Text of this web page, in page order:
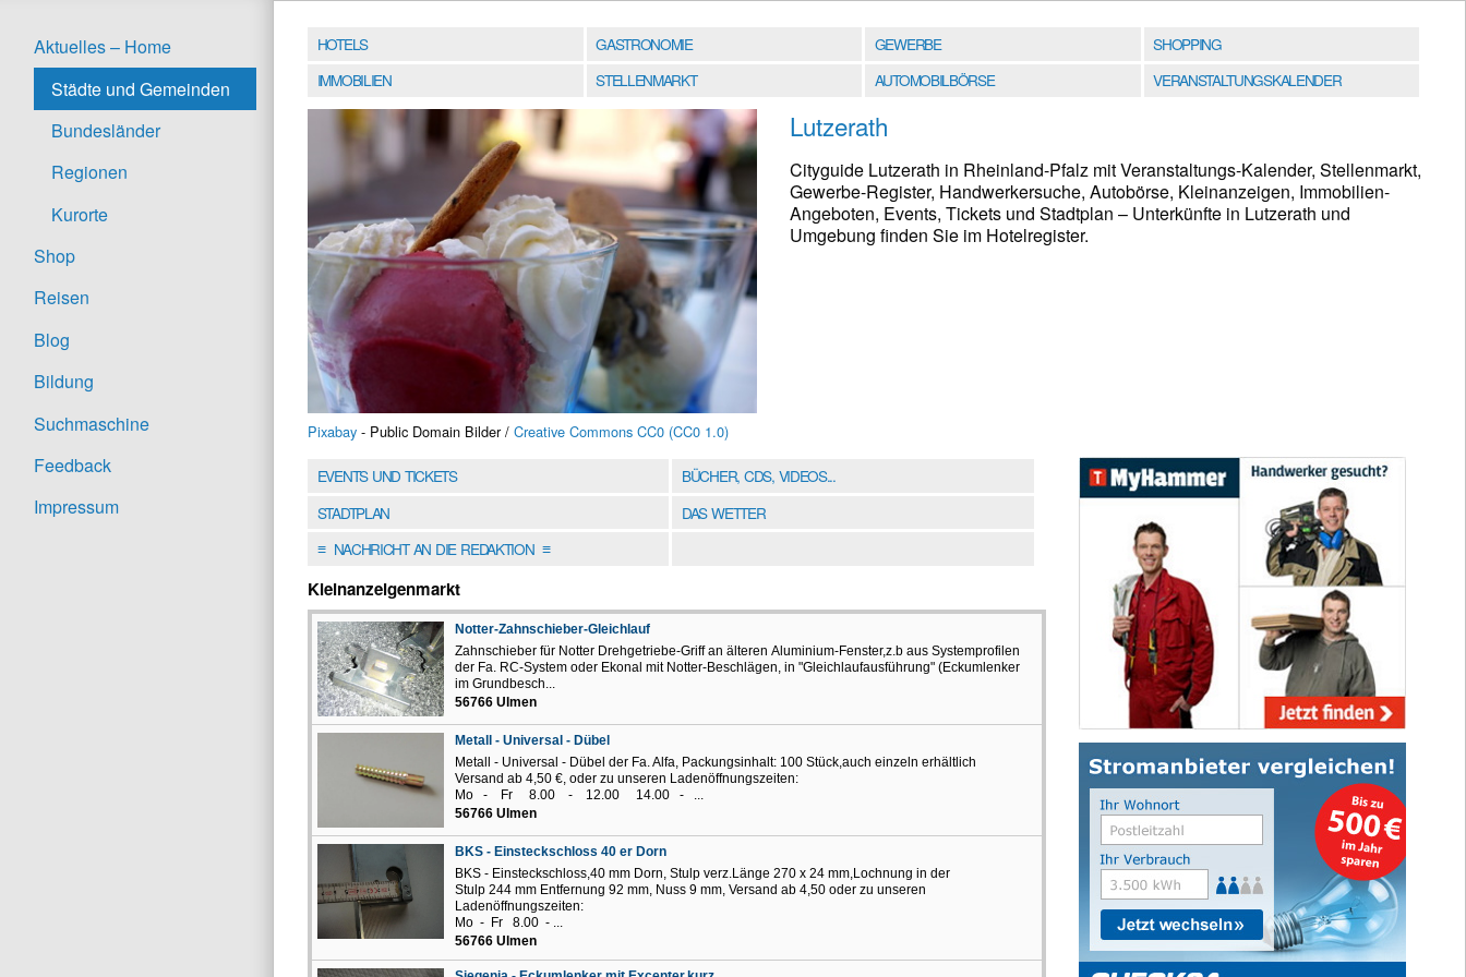
Aktuelles – Home
Städte und Gemeinden
Bundesländer
Regionen
Kurorte
Shop
Reisen
Blog
Bildung
Suchmaschine
Feedback
Impressum
HOTELS GASTRONOMIE GEWERBE
SHOPPING
IMMOBILIEN
STELLENMARKT AUTOMOBILBÖRSE VERANSTALTUNGSKALENDER
Pixabay - Public Domain Bilder / Creative Commons CC0 (CC0 1.0)
Lutzerath
Cityguide Lutzerath in Rheinland-Pfalz mit Veranstaltungs-Kalender, Stellenmarkt,
Gewerbe-Register, Handwerkersuche, Autobörse, Kleinanzeigen, Immobilien-
Angeboten, Events, Tickets und Stadtplan – Unterkünfte in Lutzerath und
Umgebung finden Sie im Hotelregister.
EVENTS UND TICKETS
BÜCHER, CDS, VIDEOS...
STADTPLAN
DAS WETTER
≡NACHRICHT AN DIE REDAKTION≡
Kleinanzeigenmarkt
Notter-Zahnschieber-Gleichlauf
Zahnschieber für Notter Drehgetriebe-Griff an älteren Aluminium-Fenster,z.b aus Systemprofilen
der Fa. RC-System oder Ekonal mit Notter-Beschlägen, in "Gleichlaufausführung" (Eckumlenker
im Grundbesch...
56766 Ulmen
Metall - Universal - Dübel
Metall - Universal - Dübel der Fa. Alfa, Packungsinhalt: 100 Stück,auch einzeln erhältlich
Versand ab 4,50 €, oder zu unseren Ladenöffnungszeiten:
Mo - Fr 8.00 - 12.00 14.00 - ...
56766 Ulmen
BKS - Einsteckschloss 40 er Dorn
BKS - Einsteckschloss,40 mm Dorn, Stulp verz.Länge 270 x 24 mm,Lochnung in der
Stulp 244 mm Entfernung 92 mm, Nuss 9 mm, Versand ab 4,50 oder zu unseren
Ladenöffnungszeiten:
Mo - Fr 8.00 - ...
56766 Ulmen